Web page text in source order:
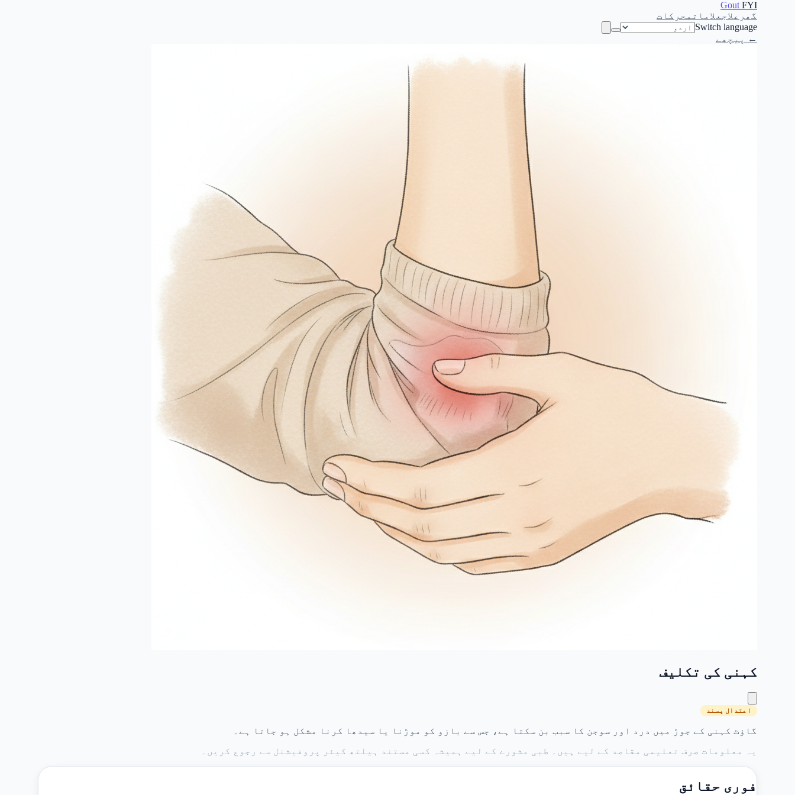
Gout FYI
گھر علاج علامات محرکات
Switch language
← پیچھے
کہنی کی تکلیف
اعتدال پسند
گاؤٹ کہنی کے جوڑ میں درد اور سوجن کا سبب بن سکتا ہے، جس سے بازو کو موڑنا یا سیدھا کرنا مشکل ہو جاتا ہے۔
یہ معلومات صرف تعلیمی مقاصد کے لیے ہیں۔ طبی مشورے کے لیے ہمیشہ کسی مستند ہیلتھ کیئر پروفیشنل سے رجوع کریں۔
فوری حقائق